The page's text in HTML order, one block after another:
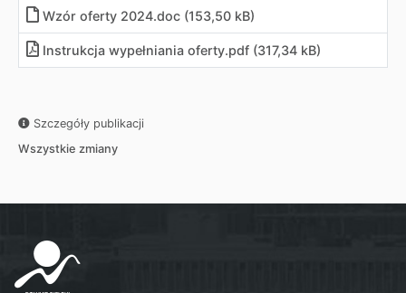
Wzór oferty 2024.doc (153,50 kB)
Instrukcja wypełniania oferty.pdf (317,34 kB)
Szczegóły publikacji
Wszystkie zmiany